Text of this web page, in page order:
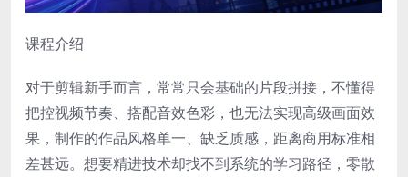
课程介绍
对于剪辑新手而言，常常只会基础的片段拼接，不懂得
把控视频节奏、搭配音效色彩，也无法实现高级画面效
果，制作的作品风格单一、缺乏质感，距离商用标准相
差甚远。想要精进技术却找不到系统的学习路径，零散